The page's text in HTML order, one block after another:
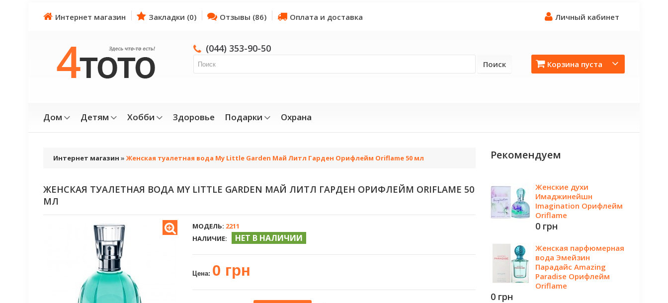
Интернет магазин Закладки (0) Отзывы (86) Оплата и доставка Личный кабинет
Корзина пуста
(044) 353-90-50
Поиск
Дом Детям Хобби Здоровье Подарки Охрана
Интернет магазин » Женская туалетная вода My Little Garden Май Литл Гарден Орифлейм Oriflame 50 мл
ЖЕНСКАЯ ТУАЛЕТНАЯ ВОДА MY LITTLE GARDEN МАЙ ЛИТЛ ГАРДЕН ОРИФЛЕЙМ ORIFLAME 50
МЛ
МОДЕЛЬ: 2211
НАЛИЧИЕ:
НЕТ В НАЛИЧИИ
Цена: 0 грн
Рекомендуем
Женские духи
Имаджинейшн
Imagination Орифлейм
Oriflame
0 грн
Женская парфюмерная
вода Эмейзин
Парадайс Amazing
Paradise Орифлейм
Oriflame
0 грн